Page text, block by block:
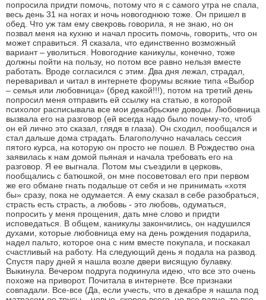
попросила придти помочь, потому что я с самого утра не спала,
весь день 31 на ногах и ночь новогоднюю тоже. Он пришел в
обед. Что уж там ему свекровь говорила, я не знаю, но он
позвал меня на кухню и начал просить помочь, говорить, что он
может справиться. Я сказала, что единственно возможный
вариант – уволиться. Новогодние каникулы, конечно, тоже
должны пойти на пользу, но потом все равно нельзя вместе
работать. Вроде согласился с этим. Два дня лежал, страдал,
переваривал и читал в интернете форумы всякие типа «Выбор
– семья или любовница» (бред какой!!!), потом на третий день
попросил меня отправить ей ссылку на статью, в которой
психолог расписывала все мои декабрьские доводы. Любовница
вызвала его на разговор (ей всегда надо было почему-то, чтоб
он ей лично это сказал, глядя в глаза). Он сходил, пообщался и
стал дальше дома страдать. Благополучно началась сессия
пятого курса, на которую он просто не пошел. В Рождество она
заявилась к нам домой пьяная и начала требовать его на
разговор. Я ее выгнала. Потом мы съездили в церковь,
пообщались с батюшкой, он мне посоветовал его при первом
же его обмане гнать подальше от себя и не принимать «хотя
бы» сразу, пока не одумается. А ему сказал в себе разобраться,
страсть есть страсть, а любовь - это любовь, одуматься,
попросить у меня прощения, дать мне слово и придти
исповедаться. В общем, каникулы закончились, он надушился
духами, которые любовница ему на день рождения подарила,
надел пальто, которое она с ним вместе покупала, и поскакал
счастливый на работу. На следующий день я подала на развод.
Спустя пару дней я нашла возле двери висящую булавку.
Выкинула. Вечером подруга подкинула идею, что все это очень
похоже на приворот. Почитала в интернете. Все признаки
совпадали. Все-все (Да, если учесть, что в декабре я нашла под